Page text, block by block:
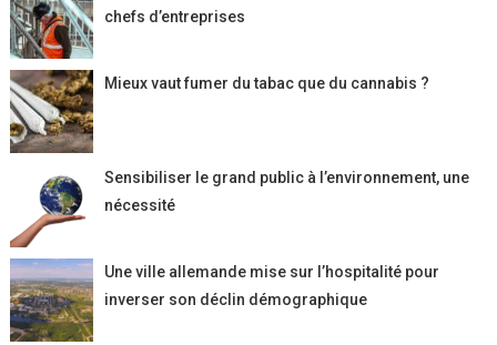
chefs d’entreprises
Mieux vaut fumer du tabac que du cannabis ?
Sensibiliser le grand public à l’environnement, une
nécessité
Une ville allemande mise sur l’hospitalité pour
inverser son déclin démographique